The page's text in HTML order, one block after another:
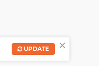
×
UPDATE